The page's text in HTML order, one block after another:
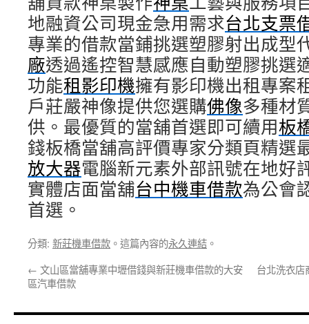
地融資公司現金急用需求台北支票
專業的借款當鋪挑選塑膠射出成型
廠透過遙控智慧感應自動塑膠挑選
功能租影印機擁有影印機出租專案
戶莊嚴神像提供您選購佛像多種材
供。最優質的當舖首選即可續用板
錢板橋當舖高評價專家分類頁精選
放大器電腦新元素外部訊號在地好
實體店面當舖台中機車借款為公會
首選。
分類: 新莊機車借款 。這篇內容的永久連結 。
← 文山區當舖專業中壢借錢與新莊機車借款的大安
區汽車借款
台北洗衣店